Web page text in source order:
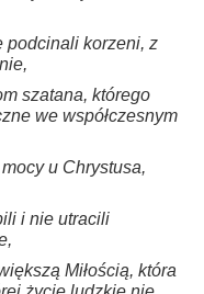
podcinali korzeni, z
szatana, którego
we współczesnym
u Chrystusa,
i nie utracili
Miłością, która